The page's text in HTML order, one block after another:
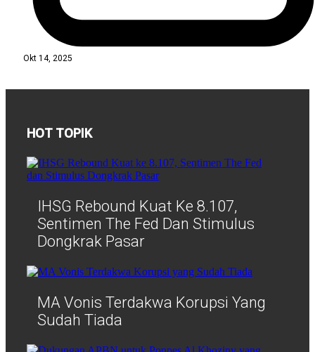
Okt 14, 2025
HOT TOPIK
IHSG Rebound Kuat Ke 8.107,
Sentimen The Fed Dan Stimulus
Dongkrak Pasar
MA Vonis Terdakwa Korupsi Yang
Sudah Tiada